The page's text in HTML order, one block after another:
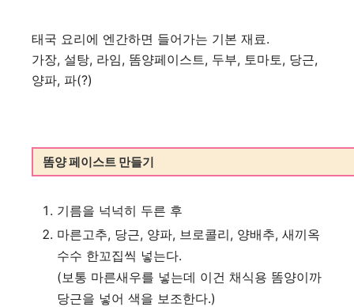
태국 요리에 엔간하면 들어가는 기본 재료.
가장, 설탕, 라임, 똠양페이스트, 두부, 토마토, 당근,
양파, 파(?)
똠양 페이스트 만들기
기름을 넉넉히 두른 후
마른고추, 당근, 양파, 브로콜리, 양배추, 새끼옥
수수 한꼬집씩 넣는다.
(보통 마른새우를 넣는데 이건 채식용 똠양이까
당근을 넣어 색을 보조한다.)